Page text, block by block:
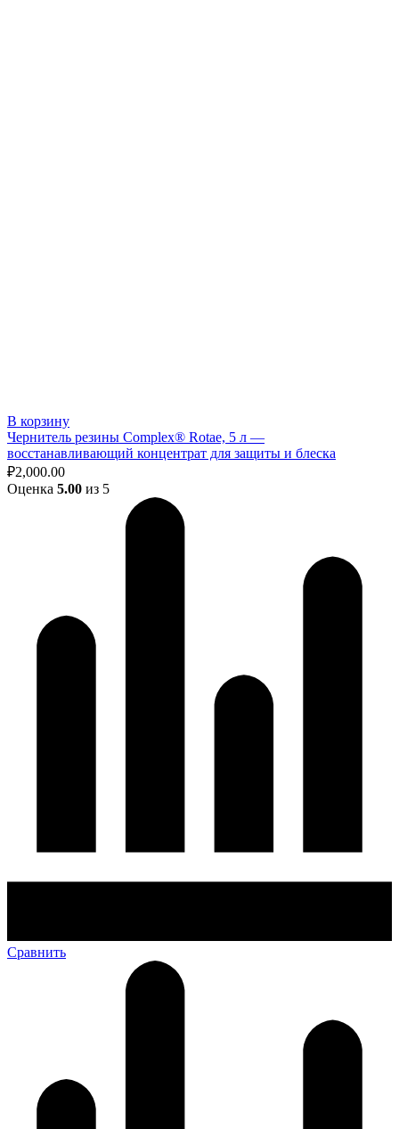
В корзину
Чернитель резины Complex® Rotae, 5 л —
восстанавливающий концентрат для защиты и блеска
₽2,000.00
Оценка 5.00 из 5
Сравнить